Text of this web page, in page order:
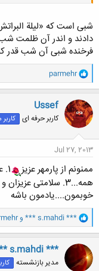
شبی است که «لیلة
دادند و اندر آن ظلمت
فرخنده شبی آن شب قدر که
و
ا
ک
ن
ش
ه
ا
parmehr
Ussef
کاربر حرفه ای کاربر
Jul 27, 2013
ممنونم از پارمهر عزیز
خوبمون....یادمون باشه
و
ا
ک
ن
ه
*** s.mahdi *** و
s.mahdi ***
مدیر بازنشسته